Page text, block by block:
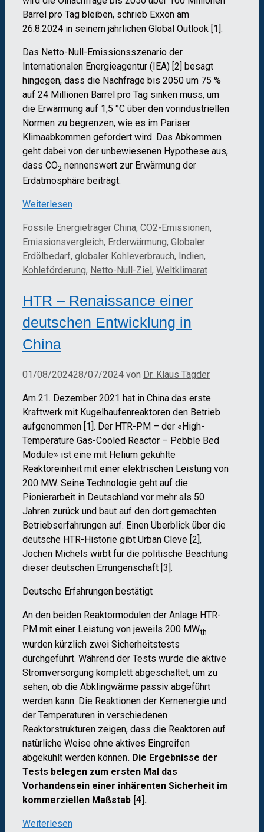
Barrel pro Tag bleiben, schrieb Exxon am
26.8.2024 in seinem jährlichen Global Outlook [1].
Das Netto-Null-Emissionsszenario der
Internationalen Energieagentur (IEA) [2] besagt
hingegen, dass die Nachfrage bis 2050 um 75 %
auf 24 Millionen Barrel pro Tag sinken muss, um
die Erwärmung auf 1,5 °C über den vorindustriellen
Normen zu begrenzen, wie es im Pariser
Klimaabkommen gefordert wird. Das Abkommen
geht dabei von der unbewiesenen Hypothese aus,
dass CO2 nennenswert zur Erwärmung der
Erdatmosphäre beiträgt.
Weiterlesen
Kategorien
Fossile Energieträger Schlagwörter
China, CO2-Emissionen,
Emissionsvergleich, Erderwärmung, Globaler
Erdölbedarf, globaler Kohleverbrauch, Indien,
Kohleförderung, Netto-Null-Ziel, Weltklimarat
HTR – Renaissance einer
deutschen Entwicklung in
China
01/08/202428/07/2024 von Dr. Klaus Tägder
Am 21. Dezember 2021 hat in China das erste
Kraftwerk mit Kugelhaufenreaktoren den Betrieb
aufgenommen [1]. Der HTR-PM – der «High-
Temperature Gas-Cooled Reactor – Pebble Bed
Module» ist eine mit Helium gekühlte
Reaktoreinheit mit einer elektrischen Leistung von
200 MW. Seine Technologie geht auf die
Pionierarbeit in Deutschland vor mehr als 50
Jahren zurück und baut auf den dort gemachten
Betriebserfahrungen auf. Einen Überblick über die
deutsche HTR-Historie gibt Urban Cleve [2],
Jochen Michels wirbt für die politische Beachtung
dieser deutschen Errungenschaft [3].
Deutsche Erfahrungen bestätigt
An den beiden Reaktormodulen der Anlage HTR-
PM mit einer Leistung von jeweils 200 MWth
wurden kürzlich zwei Sicherheitstests
durchgeführt. Während der Tests wurde die aktive
Stromversorgung komplett abgeschaltet, um zu
sehen, ob die Abklingwärme passiv abgeführt
werden kann. Die Reaktionen der Kernenergie und
der Temperaturen in verschiedenen
Reaktorstrukturen zeigen, dass die Reaktoren auf
natürliche Weise ohne aktives Eingreifen
abgekühlt werden können. Die Ergebnisse der
Tests belegen zum ersten Mal das
Vorhandensein einer inhärenten Sicherheit im
kommerziellen Maßstab [4].
Weiterlesen